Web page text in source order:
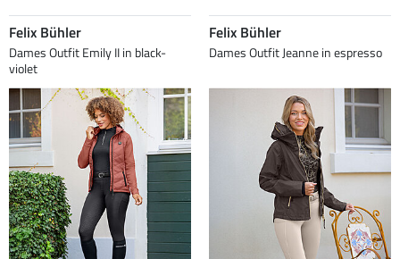
Felix Bühler
Dames Outfit Emily II in black-
violet
Felix Bühler
Dames Outfit Jeanne in espresso